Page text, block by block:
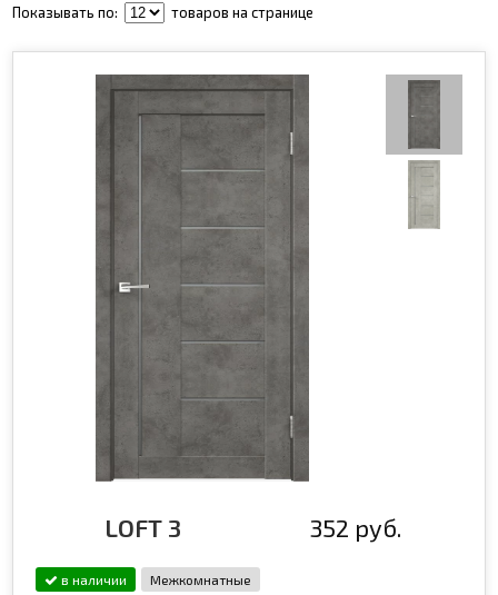
Показывать по: товаров на странице
LOFT 3 352 руб.
в наличии Межкомнатные